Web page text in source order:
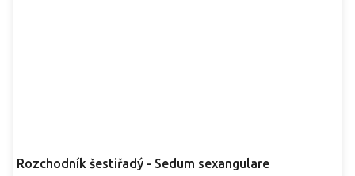
Rozchodník šestiřadý - Sedum sexangulare